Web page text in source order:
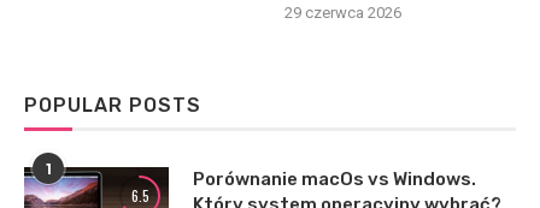
29 czerwca 2026
POPULAR POSTS
1
6.5
Porównanie macOs vs Windows.